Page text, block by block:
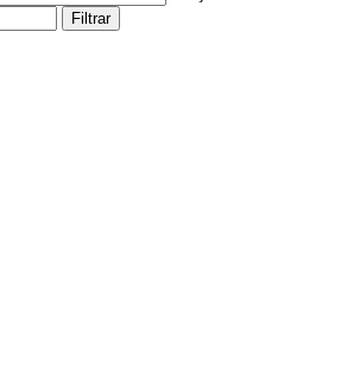
Filtrar